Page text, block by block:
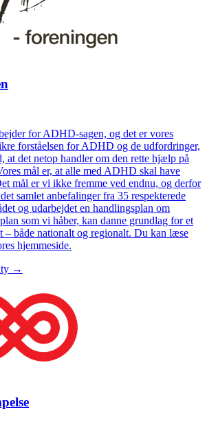
for ADHD-sagen, og det er vores
forståelsen for ADHD og de udfordringer,
at det netop handler om den rette hjælp på
mål er, at alle med ADHD skal have
mål er vi ikke fremme ved endnu, og derfor
samlet anbefalinger fra 35 respekterede
og udarbejdet en handlingsplan om
som vi håber, kan danne grundlag for et
– både nationalt og regionalt. Du kan læse
hjemmeside.
→